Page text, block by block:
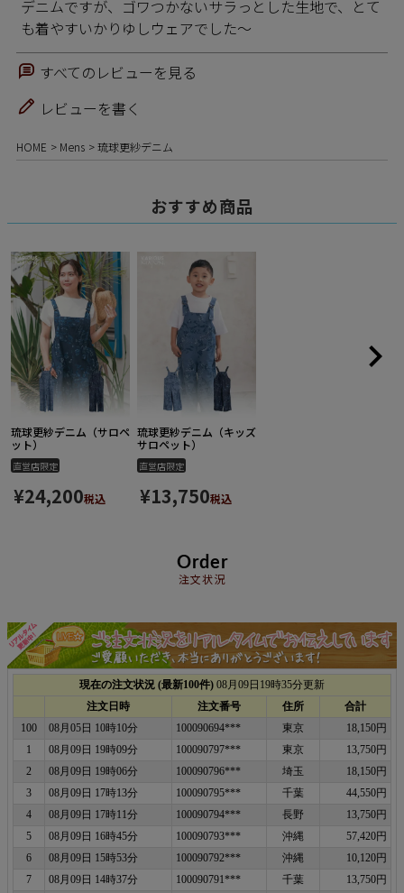
デニムですが、ゴワつかないサラっとした生地で、とて
も着やすいかりゆしウェアでした〜
すべてのレビューを見る
レビューを書く
HOME Mens 琉球更紗デニム
おすすめ商品
琉球更紗デニム（サロペ
ット）
直営店限定
¥24,200税込
琉球更紗デニム（キッズ
サロペット）
直営店限定
¥13,750税込
Order
注文状況